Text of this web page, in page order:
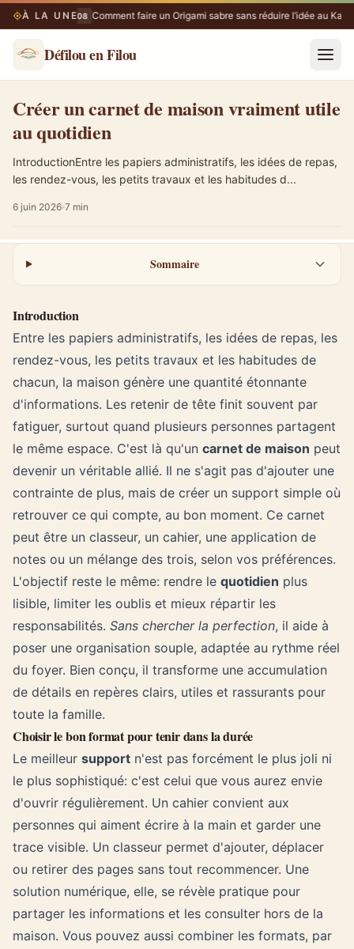
À LA UNE
07/08 Comment faire un Origami sabre sans réduire l’idée au
Défilou en Filou
Créer un carnet de maison vraiment utile
au quotidien
IntroductionEntre les papiers administratifs, les idées de repas,
les rendez-vous, les petits travaux et les habitudes d...
6 juin 2026 7 min
Sommaire
Introduction
Entre les papiers administratifs, les idées de repas, les
rendez-vous, les petits travaux et les habitudes de
chacun, la maison génère une quantité étonnante
d'informations. Les retenir de tête finit souvent par
fatiguer, surtout quand plusieurs personnes partagent
le même espace. C'est là qu'un carnet de maison peut
devenir un véritable allié. Il ne s'agit pas d'ajouter une
contrainte de plus, mais de créer un support simple où
retrouver ce qui compte, au bon moment. Ce carnet
peut être un classeur, un cahier, une application de
notes ou un mélange des trois, selon vos préférences.
L'objectif reste le même: rendre le quotidien plus
lisible, limiter les oublis et mieux répartir les
responsabilités. Sans chercher la perfection, il aide à
poser une organisation souple, adaptée au rythme réel
du foyer. Bien conçu, il transforme une accumulation
de détails en repères clairs, utiles et rassurants pour
toute la famille.
Choisir le bon format pour tenir dans la durée
Le meilleur support n'est pas forcément le plus joli ni
le plus sophistiqué: c'est celui que vous aurez envie
d'ouvrir régulièrement. Un cahier convient aux
personnes qui aiment écrire à la main et garder une
trace visible. Un classeur permet d'ajouter, déplacer
ou retirer des pages sans tout recommencer. Une
solution numérique, elle, se révèle pratique pour
partager les informations et les consulter hors de la
maison. Vous pouvez aussi combiner les formats, par